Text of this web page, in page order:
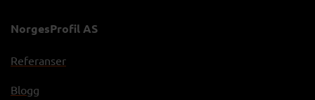
NorgesProfil AS
Referanser
Blogg